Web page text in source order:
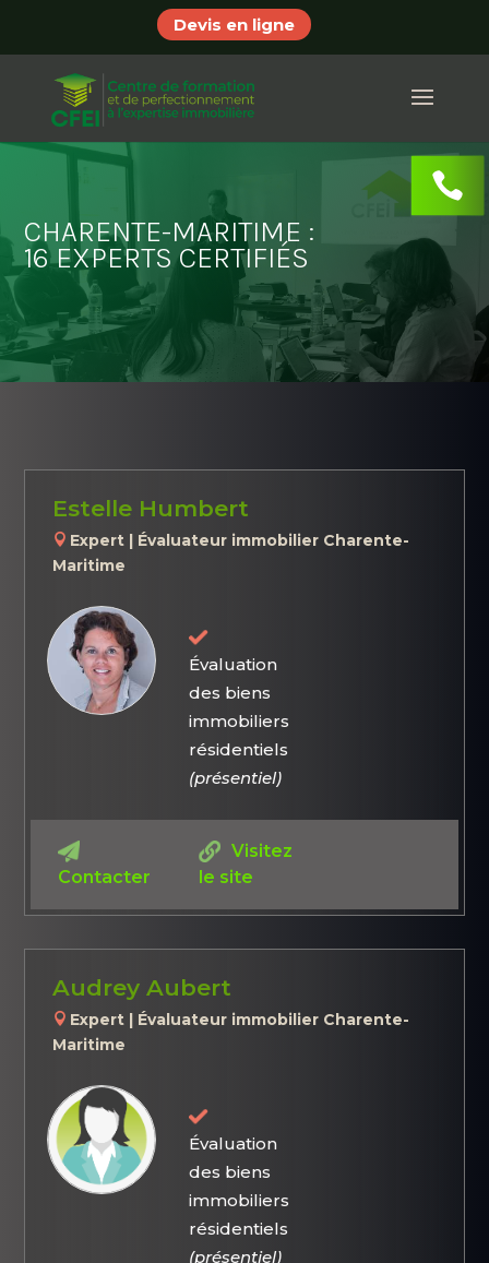
Devis en ligne
CHARENTE-MARITIME :
16 EXPERTS CERTIFIÉS
Estelle Humbert
Expert | Évaluateur immobilier Charente-
Maritime
Évaluation
des biens
immobiliers
résidentiels
(présentiel)
Contacter
Visitez
le site
Audrey Aubert
Expert | Évaluateur immobilier Charente-
Maritime
Évaluation
des biens
immobiliers
résidentiels
(présentiel)